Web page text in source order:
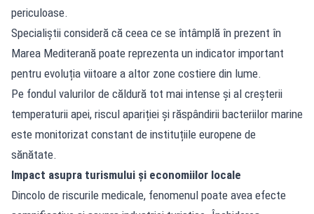
periculoase.
Specialiștii consideră că ceea ce se întâmplă în prezent în
Marea Mediterană poate reprezenta un indicator important
pentru evoluția viitoare a altor zone costiere din lume.
Pe fondul valurilor de căldură tot mai intense și al creșterii
temperaturii apei, riscul apariției și răspândirii bacteriilor marine
este monitorizat constant de instituțiile europene de
sănătate.
Impact asupra turismului și economiilor locale
Dincolo de riscurile medicale, fenomenul poate avea efecte